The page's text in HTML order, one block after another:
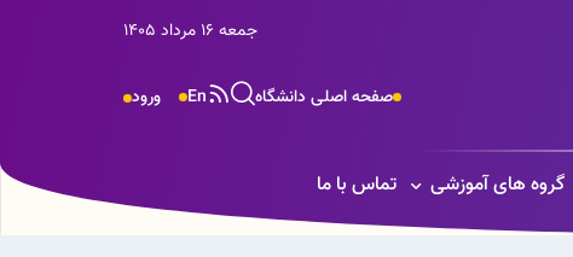
جمعه 16 مرداد 1405
ورود En صفحه اصلی دانشگاه
گروه های آموزشی تماس با ما